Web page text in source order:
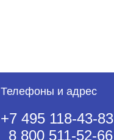
Телефоны и адрес
+7 495 118-43-83
8 800 511-52-66